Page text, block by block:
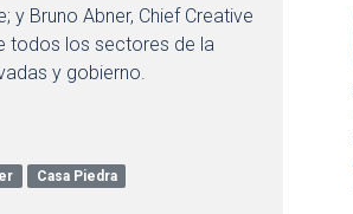
Bruno Abner, Chief Creative
todos los sectores de la
y gobierno.
Casa Piedra